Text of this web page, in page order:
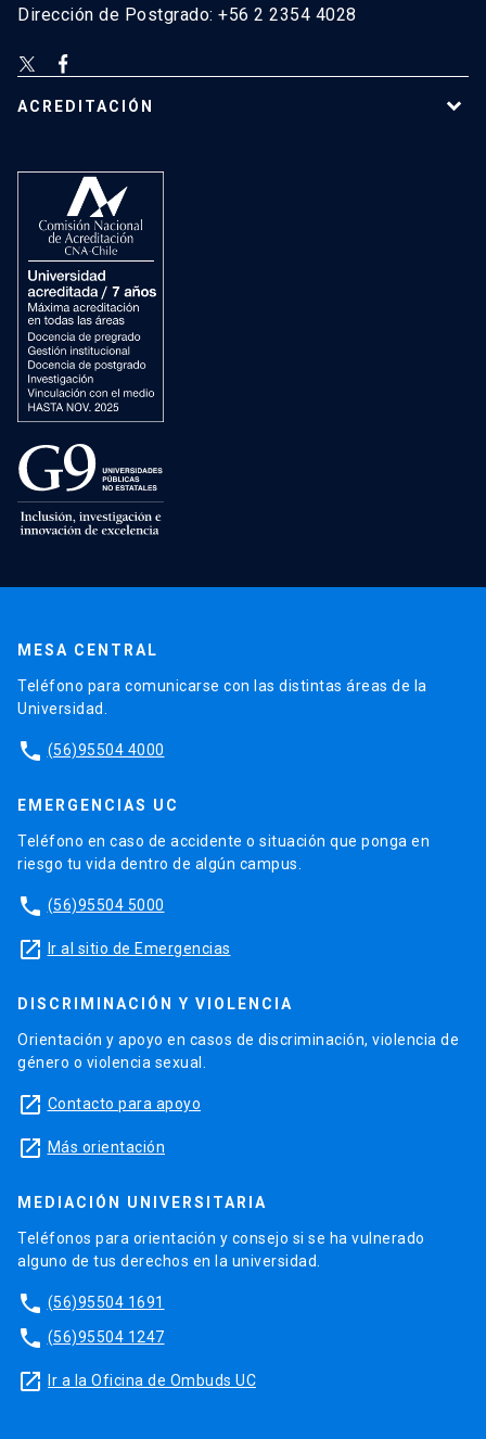
Dirección de Postgrado: +56 2 2354 4028
ACREDITACIÓN
MESA CENTRAL
Teléfono para comunicarse con las distintas áreas de la
Universidad.
phone (56)95504 4000
EMERGENCIAS UC
Teléfono en caso de accidente o situación que ponga en
riesgo tu vida dentro de algún campus.
phone (56)95504 5000
launch Ir al sitio de Emergencias
DISCRIMINACIÓN Y VIOLENCIA
Orientación y apoyo en casos de discriminación, violencia de
género o violencia sexual.
launch Contacto para apoyo
launch Más orientación
MEDIACIÓN UNIVERSITARIA
Teléfonos para orientación y consejo si se ha vulnerado
alguno de tus derechos en la universidad.
phone (56)95504 1691
phone (56)95504 1247
launch Ir a la Oficina de Ombuds UC